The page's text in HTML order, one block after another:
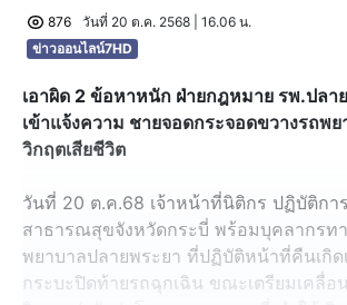
876
วันที่ 20 ต.ค. 2568 | 16.06 น.
ข่าวออนไลน์7HD
เอาผิด 2 ข้อหาหนัก ฝ่ายกฎหมาย รพ.ปลา
เข้าแจ้งความ ชายจอดกระจอดขวางรถพ
วิกฤตเสียชีวิต
วันที่ 20 ต.ค.68 เจ้าหน้าที่นิติกร ปฏิบัติกา
สาธารณสุขจังหวัดกระบี่ พร้อมบุคลากรท
พยาบาลปลายพระยา ที่ปฏิบัติหน้าที่คืนเกิด
กระบะปิดท้ายรถฉุกเฉิน ขณะเตรียมเคลื่อ